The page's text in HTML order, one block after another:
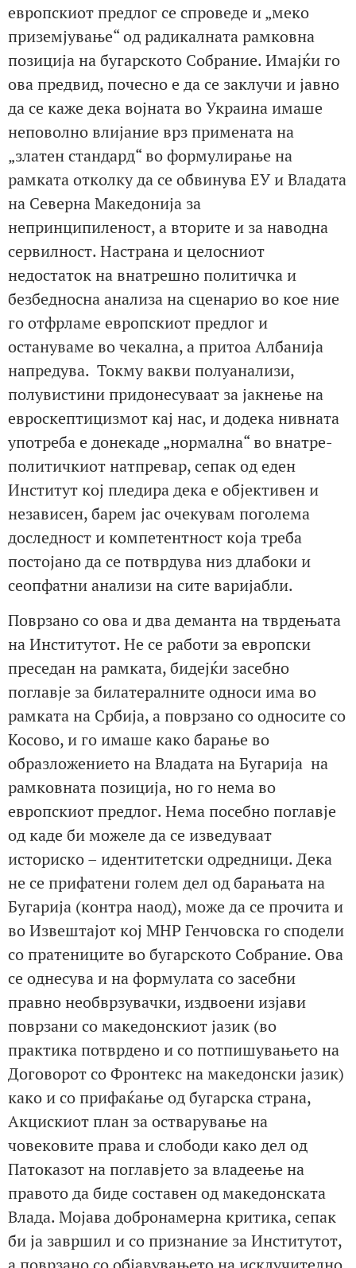
европскиот предлог се спроведе и „меко
приземјување“ од радикалната рамковна
позиција на бугарското Собрание. Имајќи го
ова предвид, почесно е да се заклучи и јавно
да се каже дека војната во Украина имаше
неповолно влијание врз примената на
„златен стандард“ во формулирање на
рамката отколку да се обвинува ЕУ и Владата
на Северна Македонија за
непринципиленост, а вторите и за наводна
сервилност. Настрана и целосниот
недостаток на внатрешно политичка и
безбедносна анализа на сценарио во кое ние
го отфрламе европскиот предлог и
остануваме во чекална, а притоа Албанија
напредува. Токму вакви полуанализи,
полувистини придонесуваат за јакнење на
евроскептицизмот кај нас, и додека нивната
употреба е донекаде „нормална“ во внатре-
политичкиот натпревар, сепак од еден
Институт кој пледира дека е објективен и
независен, барем јас очекувам поголема
доследност и компетентност која треба
постојано да се потврдува низ длабоки и
сеопфатни анализи на сите варијабли.
Поврзано со ова и два деманта на тврдењата
на Институтот. Не се работи за европски
преседан на рамката, бидејќи засебно
поглавје за билатералните односи има во
рамката на Србија, а поврзано со односите со
Косово, и го имаше како барање во
образложението на Владата на Бугарија на
рамковната позиција, но го нема во
европскиот предлог. Нема посебно поглавје
од каде би можеле да се изведуваат
историско – идентитетски одредници. Дека
не се прифатени голем дел од барањата на
Бугарија (контра наод), може да се прочита и
во Извештајот кој МНР Генчовска го сподели
со пратениците во бугарското Собрание. Ова
се однесува и на формулата со засебни
правно необврзувачки, издвоени изјави
поврзани со македонскиот јазик (во
практика потврдено и со потпишувањето на
Договорот со Фронтекс на македонски јазик)
како и со прифаќање од бугарска страна,
Акцискиот план за остварување на
човековите права и слободи како дел од
Патоказот на поглавјето за владеење на
правото да биде составен од македонската
Влада. Мојава добронамерна критика, сепак
би ја завршил и со признание за Институтот,